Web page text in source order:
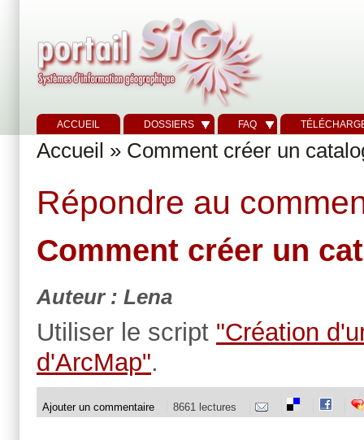
ACCUEIL DOSSIERS FAQ
Accueil » Comment créer un
Répondre au
Comment créer un
Auteur : Lena
Utiliser le script "Création
d'ArcMap".
Ajouter un commentaire 8661 lectures